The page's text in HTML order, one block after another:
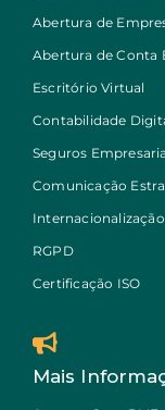
Abertura de
Abertura de Conta
Escritório Virtual
Contabilidade
Seguros
Comunicação
Internacionalização
RGPD
Certificação ISO
Mais